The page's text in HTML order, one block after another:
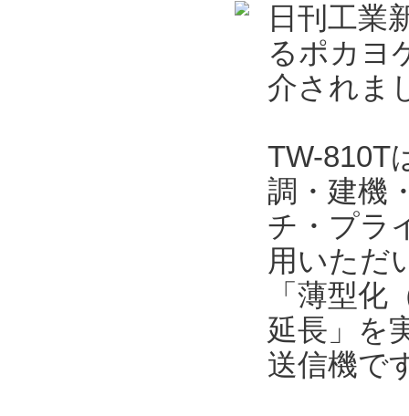
日刊工業
るポカヨ
介されま
TW-810T
調・建機
チ・プラ
用いただ
「薄型
延長」を
送信機で